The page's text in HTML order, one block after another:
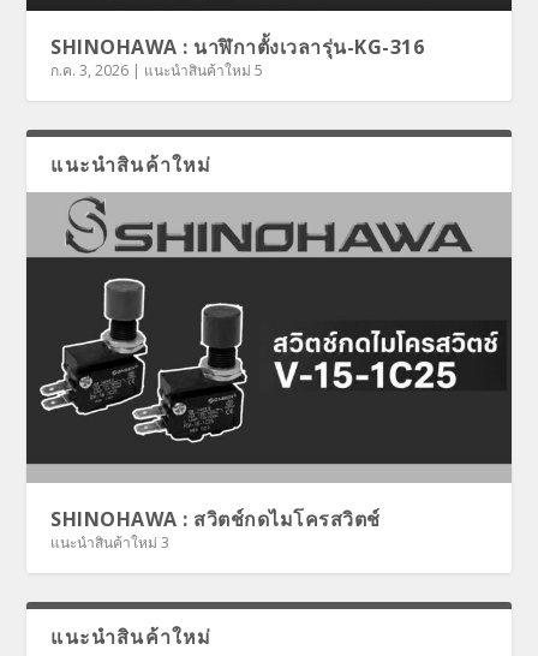
SHINOHAWA : นาฬิกาตั้งเวลารุ่น-KG-316
ก.ค. 3, 2026 | แนะนำสินค้าใหม่ 5
แนะนำสินค้าใหม่
SHINOHAWA : สวิตช์กดไมโครสวิตช์
แนะนำสินค้าใหม่ 3
แนะนำสินค้าใหม่